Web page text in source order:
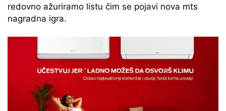
redovno ažuriramo listu čim se pojavi nova mts
nagradna igra.